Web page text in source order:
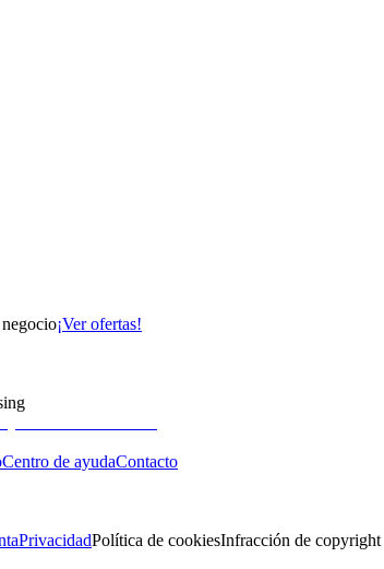
¡Ver ofertas!
Centro de ayudaContacto
PrivacidadPolítica de cookiesInfracción de copyright